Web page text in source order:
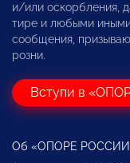
и/или оскорбления,
тире и любыми
сообщения,
розни.
Вступи в
Об «ОПОРЕ